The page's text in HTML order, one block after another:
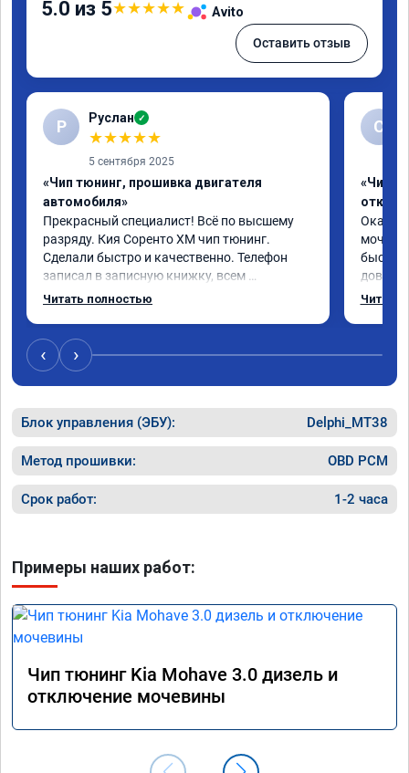
5.0 из 5★★★★★ Avito
Оставить отзыв
Р Руслан ✓
★★★★★
5 сентября 2025
«Чип тюнинг, прошивка двигателя
автомобиля»
Прекрасный специалист! Всё по высшему
разряду. Кия Соренто XM чип тюнинг.
Сделали быстро и качественно. Телефон
записал в записную книжку, всем
рекомендую! Еще вот поеду в ближайшее
Читать полностью
С
«Чип
быстро
Читать
‹ ›
Блок управления (ЭБУ): Delphi_MT38
Метод прошивки: OBD PCM
Срок работ: 1-2 часа
Примеры наших работ:
Чип тюнинг Kia Mohave 3.0 дизель и
отключение мочевины